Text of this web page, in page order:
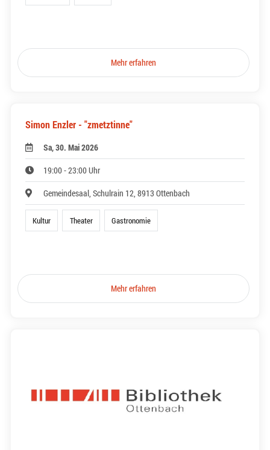
Mehr erfahren
Simon Enzler - "zmetztinne"
Sa, 30. Mai 2026
19:00 - 23:00 Uhr
Gemeindesaal, Schulrain 12, 8913 Ottenbach
Kultur Theater Gastronomie
Mehr erfahren